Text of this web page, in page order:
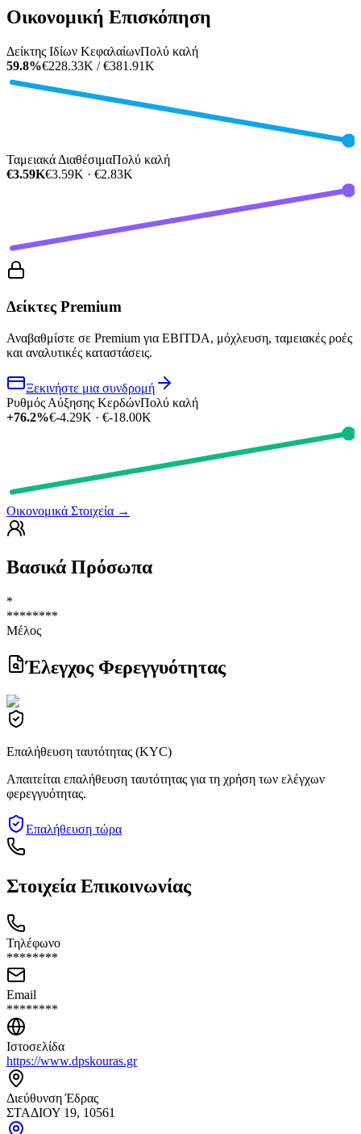
Οικονομική Επισκόπηση
Δείκτης Ιδίων ΚεφαλαίωνΠολύ καλή
59.8%€228.33K / €381.91K
Ταμειακά ΔιαθέσιμαΠολύ καλή
€3.59K€3.59K · €2.83K
Δείκτες Premium
Αναβαθμίστε σε Premium για EBITDA, μόχλευση, ταμειακές ροές
και αναλυτικές καταστάσεις.
Ξεκινήστε μια συνδρομή
Ρυθμός Αύξησης ΚερδώνΠολύ καλή
+76.2%€-4.29K · €-18.00K
Οικονομικά Στοιχεία →
Βασικά Πρόσωπα
*
********
Μέλος
Έλεγχος Φερεγγυότητας
Επαλήθευση ταυτότητας (KYC)
Απαιτείται επαλήθευση ταυτότητας για τη χρήση των ελέγχων
φερεγγυότητας.
Επαλήθευση τώρα
Στοιχεία Επικοινωνίας
Τηλέφωνο
********
Email
********
Ιστοσελίδα
https://www.dpskouras.gr
Διεύθυνση Έδρας
ΣΤΑΔΙΟΥ 19, 10561